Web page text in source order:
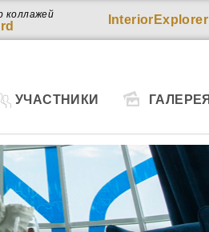
InteriorExplorer
коллажей
УЧАСТНИКИ ГАЛЕРЕЯ